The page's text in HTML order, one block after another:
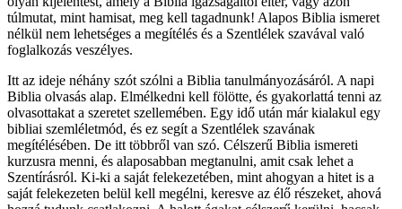
túlmutat, mint hamisat, meg kell tagadnunk! Alapos Biblia ismeret
nélkül nem lehetséges a megítélés és a Szentlélek szavával való
foglalkozás veszélyes.
Itt az ideje néhány szót szólni a Biblia tanulmányozásáról. A napi
Biblia olvasás alap. Elmélkedni kell fölötte, és gyakorlattá tenni az
olvasottakat a szeretet szellemében. Egy idő után már kialakul egy
bibliai szemléletmód, és ez segít a Szentlélek szavának
megítélésében. De itt többről van szó. Célszerű Biblia ismereti
kurzusra menni, és alaposabban megtanulni, amit csak lehet a
Szentírásról. Ki-ki a saját felekezetében, mint ahogyan a hitet is a
saját felekezeten belül kell megélni, keresve az élő részeket, ahová